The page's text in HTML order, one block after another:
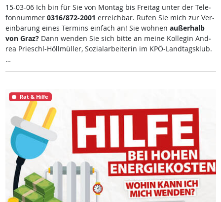
15-03-06 Ich bin für Sie von Mon­tag bis Frei­tag un­ter der Te­le­
fon­num­mer 0316/872-2001 er­reich­bar. Ru­fen Sie mich zur Ve­r­
ein­ba­rung ei­nes Ter­mins ein­fach an! Sie woh­nen au­ßer­halb
von Graz?Dann wen­den Sie sich bit­te an mei­ne Kol­le­gin And­
rea Prie­schl-Höll­mül­ler, So­zial­ar­bei­te­rin im KPÖ-Land­tags­klub.
…
Rat & Hilfe